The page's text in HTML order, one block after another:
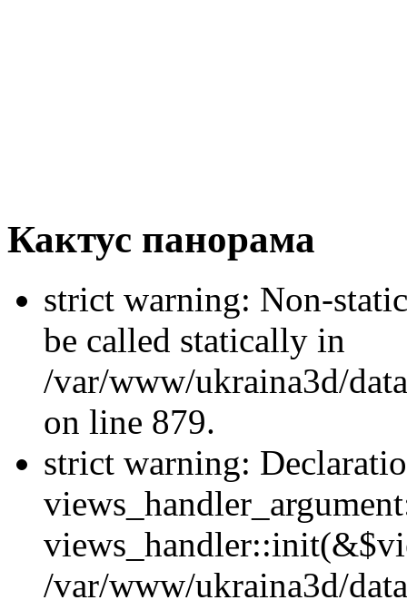
Кактус панорама
strict warning: Non-
be called statically in
/var/www/ukraina3d/
on line 879.
strict warning:
/var/www/ukraina3d/